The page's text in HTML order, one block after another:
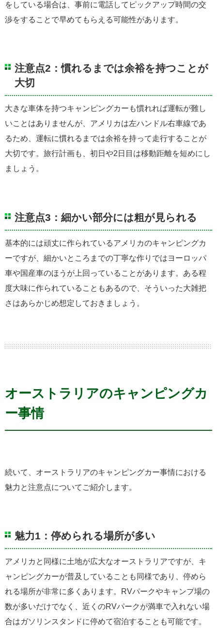
をしている場合は、事前に電話してピックアップ時間の交
渉をすることで早めてもらえる可能性があります。
注意点2：慣れるまでは余裕を持つことが
大切
大きな車体を持つキャンピングカーも慣れれば運転が難し
いことはありませんが、アメリカは左ハンドル右車線であ
るため、運転に慣れるまでは余裕を持って走行することが
大切です。旅行計画も、初日や2日目は移動距離を短めにし
ましょう。
注意点3：細かい部分には粗が見られる
基本的には頑丈に作られているアメリカのキャンピングカ
ーですが、細かいところまでの丁寧な作りではヨーロッパ
車や国産車のほうが上回っていることがあります。ある程
度大味に作られていることもあるので、そういった大雑把
さはあらかじめ想定しておきましょう。
オーストラリアのキャンピングカ
ー事情
続いて、オーストラリアのキャンピングカー事情における
魅力と注意点についてご紹介します。
魅力1：停められる場所が多い
アメリカと同様に土地が広大なオーストラリアですが、キ
ャンピングカーが普及していることも同様であり、停めら
れる場所が非常に多くあります。RVパークやキャンプ場の
数が多いだけでなく、近くのRVパークが満車で入れない場
合はガソリンスタンドに停めて宿泊することも可能です。